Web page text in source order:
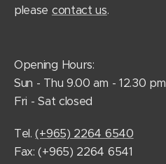
please contact us.
Opening Hours:
Sun - Thu 9.00 am - 12.30 pm
Fri - Sat closed
Tel.(+965) 2264 6540
Fax: (+965) 2264 6541